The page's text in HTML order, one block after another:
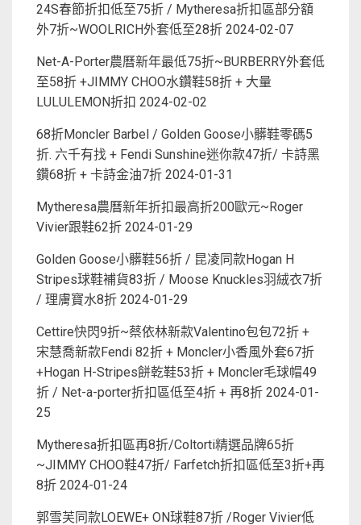
24S春節折扣低至75折 / Mytheresa折扣區部分額
外7折~WOOLRICH外套低至28折 2024-02-07
Net-A-Porter農曆新年最低75折~BURBERRY外套低
至58折 +JIMMY CHOO水鑽鞋58折 + 大量
LULULEMON折扣 2024-02-02
68折Moncler Barbel / Golden Goose小髒鞋零碼5
折. 六千有找 + Fendi Sunshine迷你款47折/ 卡詩黑
鑽68折 + 卡詩金油7折 2024-01-31
Mytheresa農曆新年折扣最高折200歐元~Roger
Vivier跟鞋62折 2024-01-29
Golden Goose小髒鞋56折 / 昆凌同款Hogan H
Stripes球鞋補貨83折 / Moose Knuckles羽絨衣7折
/ 理膚寶水8折 2024-01-29
Cettire快閃9折~蔡依林新款Valentino包包72折 +
宋慧喬新款Fendi 82折 + Moncler小香風外套67折
+Hogan H-Stripes餅乾鞋53折 + Moncler毛球帽49
折 / Net-a-porter折扣區低至4折 + 再8折 2024-01-
25
Mytheresa折扣區再8折/Coltorti精選品牌65折
~JIMMY CHOO鞋47折/ Farfetch折扣區低至3折+再
8折 2024-01-24
郭雪芙同款LOEWE+ ON球鞋87折 /Roger Vivier低